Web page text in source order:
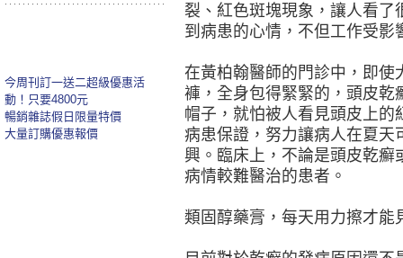
裂、紅色斑塊現象，讓人看
到病患的心情，不但工作受
在黃柏翰醫師的門診中，即使
褲，全身包得緊緊的，頭皮乾
帽子，就怕被人看見頭皮上
病患保證，努力讓病人在夏天
興。臨床上，不論是頭皮乾癬
病情較難醫治的患者。
類固醇藥膏，每天用力擦才能
今周刊訂一送二超級優惠活
動！只要4800元
暢銷雜誌假日限量特價
大量訂購優惠報價